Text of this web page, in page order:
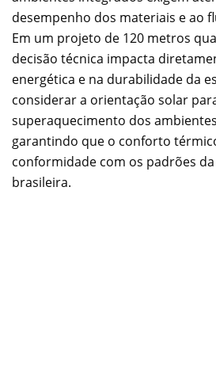
desempenho dos materiais e ao
Em um projeto de 120 metros
decisão técnica impacta
energética e na durabilidade da
considerar a orientação solar
superaquecimento dos
garantindo que o conforto
conformidade com os padrões da
brasileira.